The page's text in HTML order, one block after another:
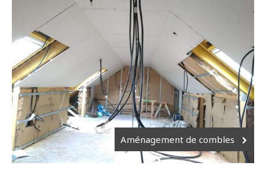
Aménagement de combles